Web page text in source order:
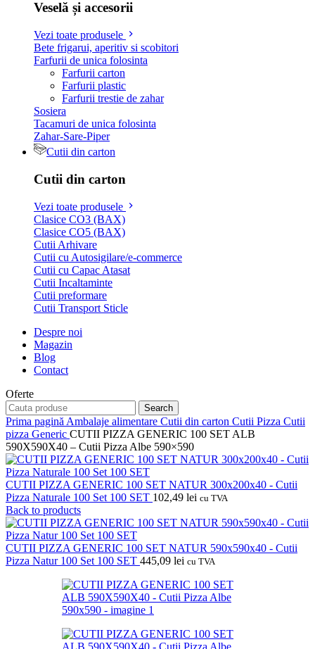
Veselă și accesorii
Vezi toate produsele
Bete frigarui, aperitiv si scobitori
Farfurii de unica folosinta
Farfurii carton
Farfurii plastic
Farfurii trestie de zahar
Sosiera
Tacamuri de unica folosinta
Zahar-Sare-Piper
Cutii din carton
Cutii din carton
Vezi toate produsele
Clasice CO3 (BAX)
Clasice CO5 (BAX)
Cutii Arhivare
Cutii cu Autosigilare/e-commerce
Cutii cu Capac Atasat
Cutii Incaltaminte
Cutii preformare
Cutii Transport Sticle
Despre noi
Magazin
Blog
Contact
Oferte
Search
Prima pagină Ambalaje alimentare Cutii din carton Cutii Pizza Cutii
pizza Generic CUTII PIZZA GENERIC 100 SET ALB
590X590X40 – Cutii Pizza Albe 590×590
CUTII PIZZA GENERIC 100 SET NATUR 300x200x40 - Cutii
Pizza Naturale 100 Set 100 SET 102,49 lei cu TVA
Back to products
CUTII PIZZA GENERIC 100 SET NATUR 590x590x40 - Cutii
Pizza Natur 100 Set 100 SET 445,09 lei cu TVA